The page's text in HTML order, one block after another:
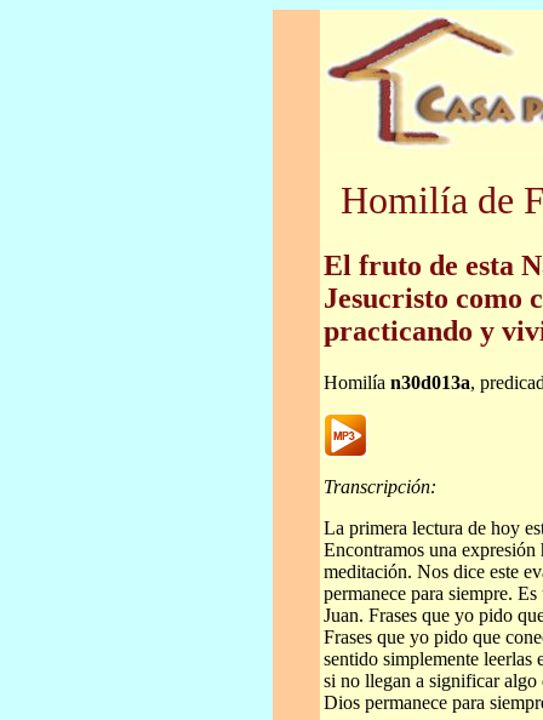
Homilía de
El fruto de esta
Jesucristo como
practicando y
Homilía n30d013a,
Transcripción:
La primera lectura de hoy
Encontramos una
meditación. Nos dice este
permanece para siempre.
Juan. Frases que yo pido
Frases que yo pido que
sentido simplemente leerlas
si no llegan a significar algo
Dios permanece para